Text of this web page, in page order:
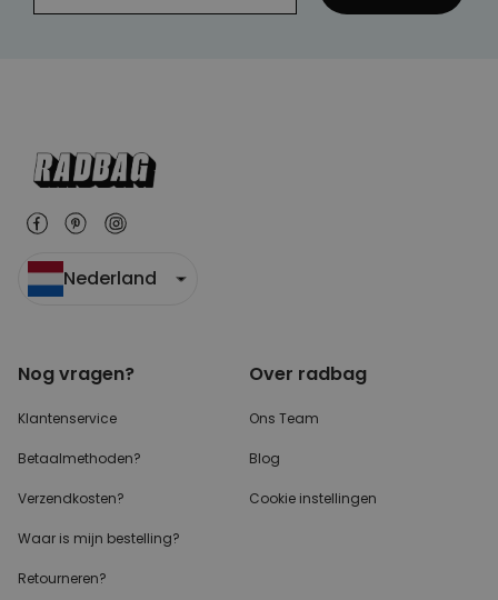
Nederland
Nog vragen?
Klantenservice
Betaalmethoden?
Verzendkosten?
Waar is mijn bestelling?
Retourneren?
Over radbag
Ons Team
Blog
Cookie instellingen